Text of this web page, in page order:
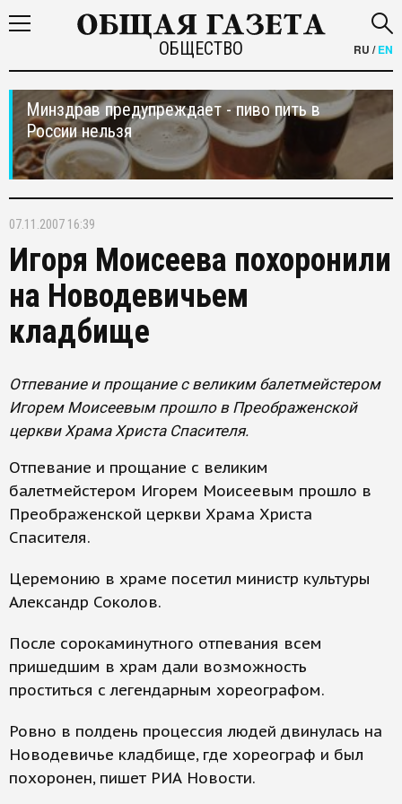
ОБЩЕСТВО RU /EN
Минздрав предупреждает - пиво пить в
России нельзя
07.11.2007 16:39
Игоря Моисеева похоронили
на Новодевичьем
кладбище
Отпевание и прощание с великим балетмейстером
Игорем Моисеевым прошло в Преображенской
церкви Храма Христа Спасителя.
Отпевание и прощание с великим
балетмейстером Игорем Моисеевым прошло в
Преображенской церкви Храма Христа
Спасителя.
Церемонию в храме посетил министр культуры
Александр Соколов.
После сорокаминутного отпевания всем
пришедшим в храм дали возможность
проститься с легендарным хореографом.
Ровно в полдень процессия людей двинулась на
Новодевичье кладбище, где хореограф и был
похоронен, пишет РИА Новости.